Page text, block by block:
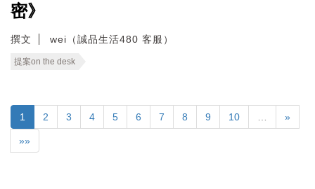
密》
撰文 wei（誠品生活480 客服）
提案on the desk
1 2 3 4 5 6 7 8 9 10 »
»»